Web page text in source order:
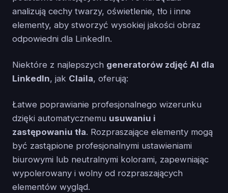
analizują cechy twarzy, oświetlenie, tło i inne
elementy, aby stworzyć wysokiej jakości obraz
odpowiedni dla LinkedIn.
Niektóre z najlepszych generatorów zdjęć AI dla
LinkedIn, jak Claila, oferują:
Łatwe poprawianie profesjonalnego wizerunku
dzięki automatycznemu usuwaniu i
zastępowaniu tła. Rozpraszające elementy mogą
być zastąpione profesjonalnymi ustawieniami
biurowymi lub neutralnymi kolorami, zapewniając
wypolerowany i wolny od rozpraszających
elementów wygląd.